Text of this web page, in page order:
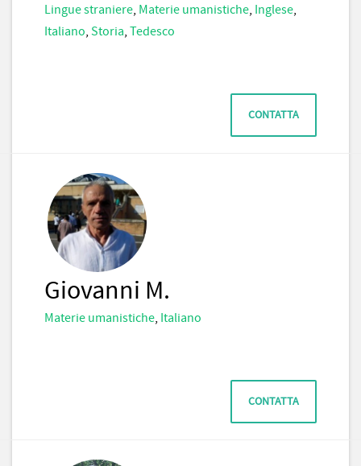
Lingue straniere, Materie umanistiche, Inglese,
Italiano, Storia, Tedesco
CONTATTA
Giovanni M.
Materie umanistiche, Italiano
CONTATTA